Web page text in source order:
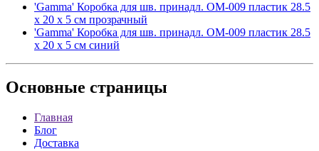
'Gamma' Коробка для шв. принадл. OM-009 пластик 28.5
x 20 x 5 см прозрачный
'Gamma' Коробка для шв. принадл. OM-009 пластик 28.5
x 20 x 5 см синий
Основные страницы
Главная
Блог
Доставка